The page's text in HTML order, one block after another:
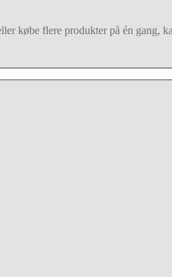
købe flere produkter på én gang,